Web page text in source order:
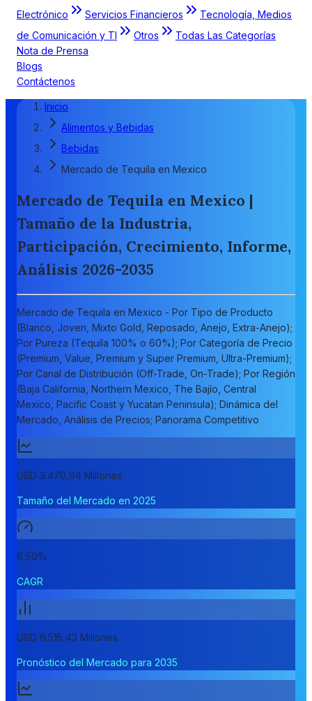
Electrónico
Servicios Financieros
Tecnología, Medios
de Comunicación y TI
Otros
Todas Las Categorías
Nota de Prensa
Blogs
Contáctenos
Inicio
Alimentos y Bebidas
Bebidas
Mercado de Tequila en Mexico
Mercado de Tequila en Mexico |
Tamaño de la Industria,
Participación, Crecimiento, Informe,
Análisis 2026-2035
Mercado de Tequila en Mexico - Por Tipo de Producto
(Blanco, Joven, Mixto Gold, Reposado, Anejo, Extra-Anejo);
Por Pureza (Tequila 100% o 60%); Por Categoría de Precio
(Premium, Value, Premium y Super Premium, Ultra-Premium);
Por Canal de Distribución (Off-Trade, On-Trade); Por Región
(Baja California, Northern Mexico, The Bajío, Central
Mexico, Pacific Coast y Yucatan Peninsula); Dinámica del
Mercado, Análisis de Precios; Panorama Competitivo
USD 3.470,94 Millones
Tamaño del Mercado en 2025
6,50%
CAGR
USD 6.515,43 Millones
Pronóstico del Mercado para 2035